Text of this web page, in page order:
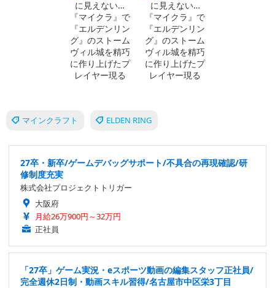
マインクラフト ELDEN RING
27卒・新卒/ゲームデバッグサポート/不具合の再現確認/研
修制度充実
株式会社プロジェクトトリガー
大阪府
月給26万900円～32万円
正社員
「27卒」ゲーム実況・eスポーツ動画の編集スタッフ正社員/
完全週休2日制・動画スキル習得/名古屋市中区栄3丁目